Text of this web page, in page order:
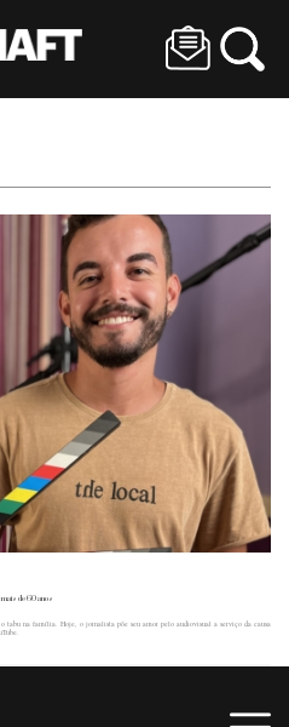
mais de 60 anos
tabu na família. Hoje, o jornalista põe seu amor pelo audiovisual a serviço da causa